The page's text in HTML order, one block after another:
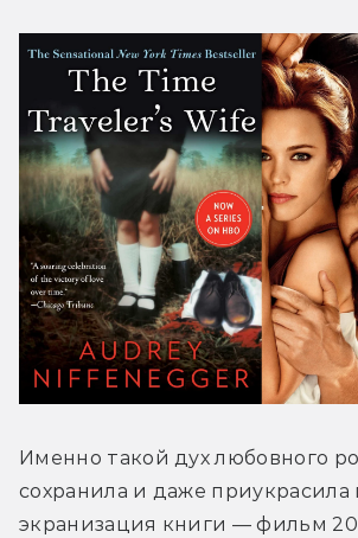
Именно такой дух любовного
сохранила и даже приукрасила
экранизация книги — фильм